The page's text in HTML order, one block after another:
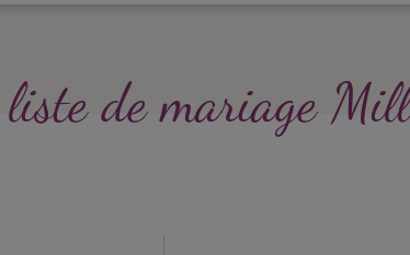
liste de mariage